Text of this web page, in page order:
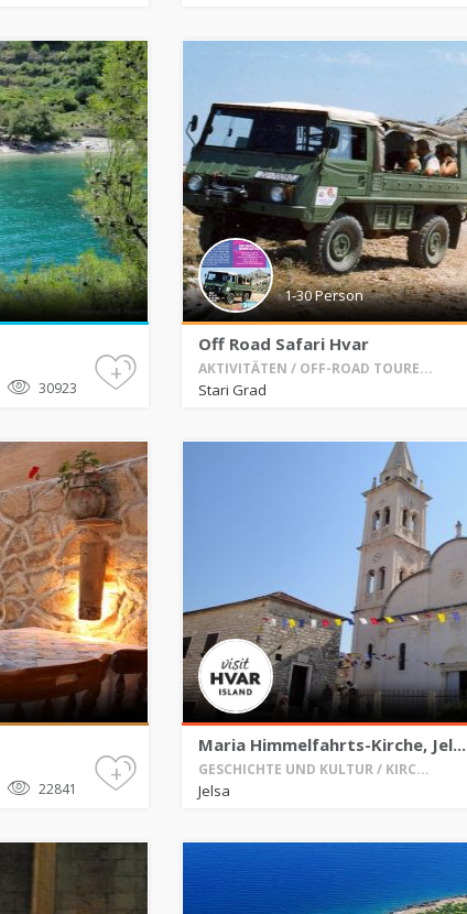
30923
+
1-30 Person
Off Road Safari Hvar
AKTIVITÄTEN / OFF-ROAD TOURE...
Stari Grad
22841
+
Maria Himmelfahrts-Kirche, Jel...
GESCHICHTE UND KULTUR / KIRC...
Jelsa